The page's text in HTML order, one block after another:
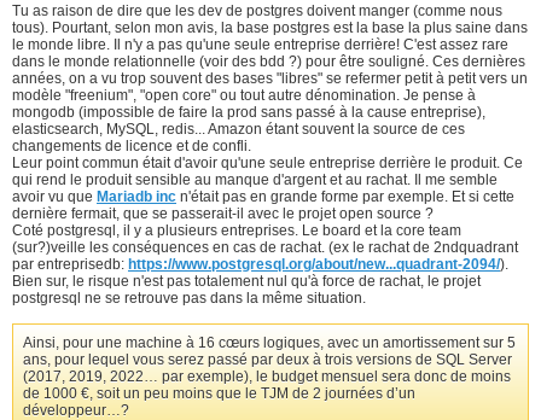
Tu as raison de dire que les dev de postgres doivent manger (comme nous
tous). Pourtant, selon mon avis, la base postgres est la base la plus saine dans
le monde libre. Il n'y a pas qu'une seule entreprise derrière! C'est assez rare
dans le monde relationnelle (voir des bdd ?) pour être souligné. Ces dernières
années, on a vu trop souvent des bases "libres" se refermer petit à petit vers un
modèle "freenium", "open core" ou tout autre dénomination. Je pense à
mongodb (impossible de faire la prod sans passé à la cause entreprise),
elasticsearch, MySQL, redis... Amazon étant souvent la source de ces
changements de licence et de confli.
Leur point commun était d'avoir qu'une seule entreprise derrière le produit. Ce
qui rend le produit sensible au manque d'argent et au rachat. Il me semble
avoir vu que Mariadb inc n'était pas en grande forme par exemple. Et si cette
dernière fermait, que se passerait-il avec le projet open source ?
Coté postgresql, il y a plusieurs entreprises. Le board et la core team
(sur?)veille les conséquences en cas de rachat. (ex le rachat de 2ndquadrant
par entreprisedb: https://www.postgresql.org/about/new...quadrant-2094/).
Bien sur, le risque n'est pas totalement nul qu'à force de rachat, le projet
postgresql ne se retrouve pas dans la même situation.
Ainsi, pour une machine à 16 cœurs logiques, avec un amortissement sur 5
ans, pour lequel vous serez passé par deux à trois versions de SQL Server
(2017, 2019, 2022… par exemple), le budget mensuel sera donc de moins
de 1000 €, soit un peu moins que le TJM de 2 journées d’un
développeur…?